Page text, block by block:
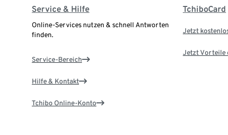
Service & Hilfe
Online-Services nutzen & schnell Antworten
finden.
Service-Bereich
Hilfe & Kontakt
Tchibo Online-Konto
TchiboCard
Jetzt
Jetzt Vorteile